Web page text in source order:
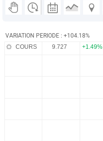
VARIATION PERIODE : +104.18%
COURS 9.727 +1.49%